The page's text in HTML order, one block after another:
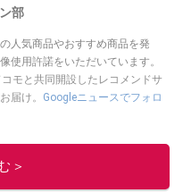
部
人気商品やおすすめ商品を発
使用許諾をいただいています。
モと共同開設したレコメンドサ
届け。 Googleニュースでフォロ
オシストの他の記事を読む
＞